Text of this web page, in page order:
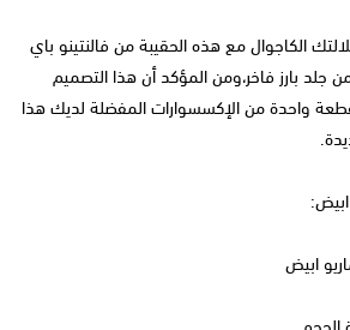
الكاجوال مع هذه الحقيبة من فالنتينو باي
جلد بارز فاخر،ومن المؤكد أن هذا التصميم
واحدة من الإكسسوارات المفضلة لديك هذا
ابيض